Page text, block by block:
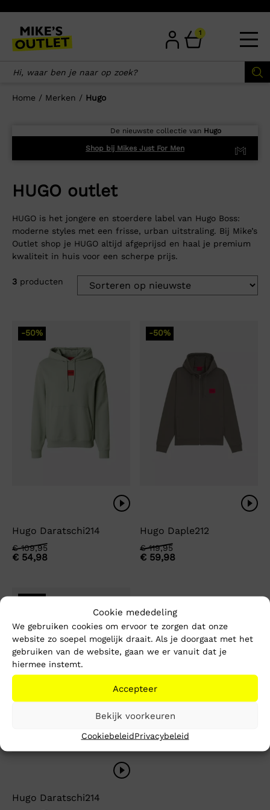
Cookie mededeling
We gebruiken cookies om ervoor te zorgen dat onze
website zo soepel mogelijk draait. Als je doorgaat met het
gebruiken van de website, gaan we er vanuit dat je
hiermee instemt.
Accepteer
Bekijk voorkeuren
CookiebeleidPrivacybeleid
content
1
Home / Merken / Hugo
De nieuwste collectie van Hugo
Shop bij Mikes Just For Men
HUGO outlet
HUGO is het jongere en stoerdere label van Hugo Boss:
moderne styles met een frisse, urban uitstraling. Bij Mike’s
Outlet shop je HUGO altijd afgeprijsd en haal je premium
kwaliteit in huis voor een scherpe prijs.
3 producten
-50%
Hugo Daratschi214
€109,95
Oorspronkelijke
prijs
€ 54,98
Huidige
prijs
-50%
Hugo Daple212
€119,95
Oorspronkelijke
prijs
€ 59,98
Huidige
prijs
-50%
Hugo Daratschi214